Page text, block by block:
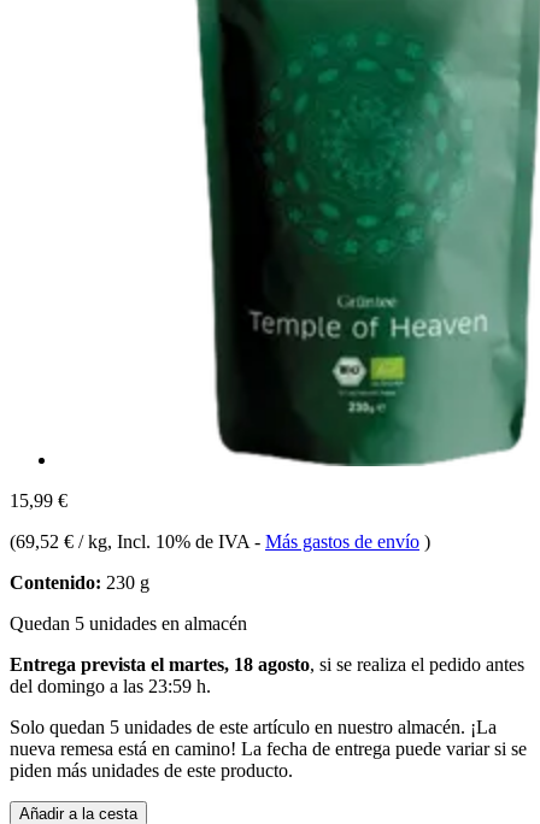
15,99 €
(69,52 € / kg, Incl. 10% de IVA - Más gastos de envío )
Contenido: 230 g
Quedan 5 unidades en almacén
Entrega prevista el martes, 18 agosto, si se realiza el pedido antes
del domingo a las 23:59 h.
Solo quedan 5 unidades de este artículo en nuestro almacén. ¡La
nueva remesa está en camino! La fecha de entrega puede variar si se
piden más unidades de este producto.
Añadir a la cesta